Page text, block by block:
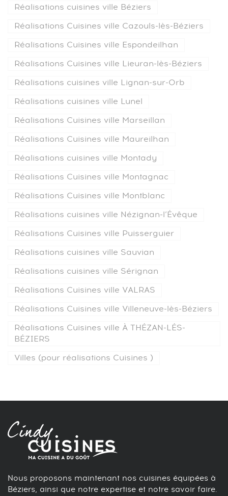
Réalisations cuisines ville Béziers
Réalisations Cuisines ville Cazouls-lès-Béziers
Réalisations Cuisines ville Espondeilhan
Réalisations Cuisines ville Lieuran-lès-Béziers
Réalisations cuisines ville Lignan-sur-Orb
Réalisations cuisines ville Lunel
Réalisations Cuisines ville Marseillan
Réalisations Cuisines ville Maureilhan
Réalisations cuisines ville Montady
Réalisations Cuisines ville Montagnac
Réalisations Cuisines ville Montblanc
Réalisations cuisines ville Nézignan-l’Évêque
Réalisations Cuisines ville Puisserguier
Réalisations cuisines ville Sauvian
Réalisations cuisines ville Sérignan
Réalisations Cuisines ville VALRAS
Réalisations Cuisines ville Villeneuve-lès-Béziers
Réalisations Cuisines ville À THÉZAN-LÉS-
BÉZIERS
Villes (pour réalisations Cuisines )
Nous proposons maintenant nos cuisines équipées à
Béziers, ainsi que notre expertise et notre savoir faire.